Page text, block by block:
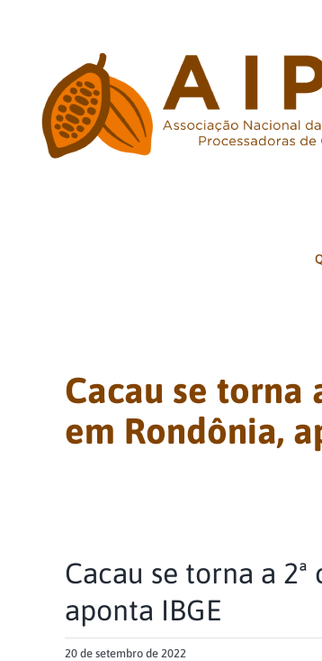
conteúdo
Cacau se torna
em Rondônia,
Cacau se torna a
aponta IBGE
20 de setembro de 2022